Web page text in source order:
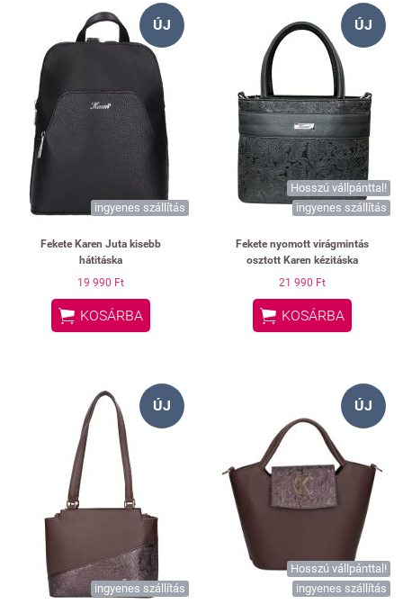
ÚJ
ingyenes szállítás
Fekete Karen Juta kisebb
hátitáska
19 990 Ft
 KOSÁRBA
ÚJ
Hosszú vállpánttal!
ingyenes szállítás
Fekete nyomott virágmintás
osztott Karen kézitáska
21 990 Ft
 KOSÁRBA
ÚJ
ingyenes szállítás
ÚJ
Hosszú vállpánttal!
ingyenes szállítás